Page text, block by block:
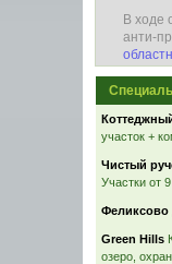
В ходе
анти-
участок +
Чистый
Участки от
Феликсово
Green Hills
озеро,